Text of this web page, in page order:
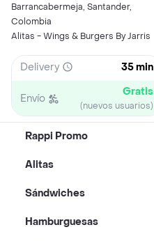
Barrancabermeja, Santander,
Colombia
Alitas - Wings & Burgers By Jarris
Delivery 35 min
Envío Gratis
(nuevos usuarios)
Rappi Promo
Alitas
Sándwiches
Hamburguesas